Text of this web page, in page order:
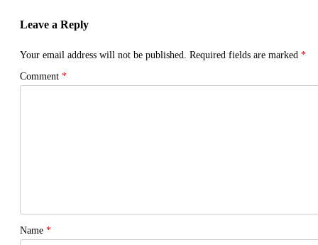
Leave a Reply
Your email address will not be published. Required fields are marked *
Comment *
Name *